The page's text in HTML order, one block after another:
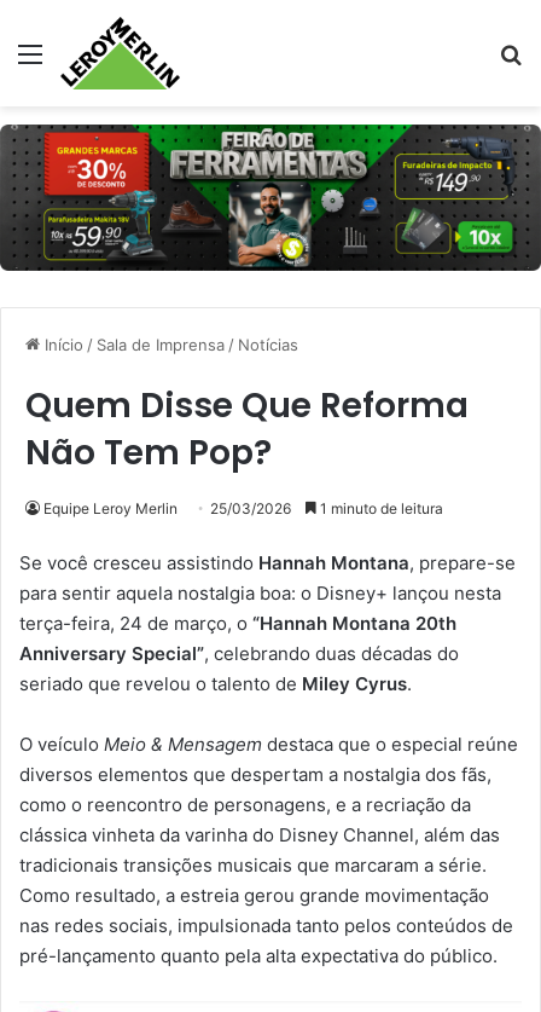
Menu
Início / Sala de Imprensa/ Notícias
Quem Disse Que Reforma
Não Tem Pop?
Equipe Leroy Merlin 25/03/2026 1 minuto de leitura
Se você cresceu assistindo Hannah Montana, prepare-se
para sentir aquela nostalgia boa: o Disney+ lançou nesta
terça-feira, 24 de março, o “Hannah Montana 20th
Anniversary Special”, celebrando duas décadas do
seriado que revelou o talento de Miley Cyrus.
O veículo Meio & Mensagem destaca que o especial reúne
diversos elementos que despertam a nostalgia dos fãs,
como o reencontro de personagens, e a recriação da
clássica vinheta da varinha do Disney Channel, além das
tradicionais transições musicais que marcaram a série.
Como resultado, a estreia gerou grande movimentação
nas redes sociais, impulsionada tanto pelos conteúdos de
pré-lançamento quanto pela alta expectativa do público.